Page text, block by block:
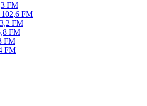
FM
FM
FM
FM
FM
FM